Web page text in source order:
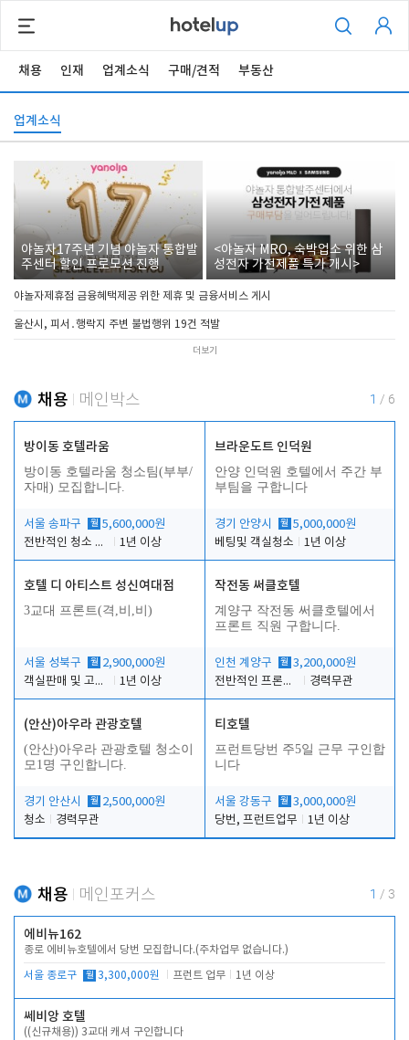
채용 인재 업계소식 구매/견적 부동산
업계소식
야놀자17주년 기념 야놀자 통합발
주센터 할인 프로모션 진행
<야놀자 MRO, 숙박업소 위한 삼
성전자 가전제품 특가 개시>
야놀자제휴점 금융혜택제공 위한 제휴 및 금융서비스 게시
울산시, 피서․행락지 주변 불법행위 19건 적발
더보기
채용 메인박스 1 / 6
방이동 호텔라움
방이동 호텔라움 청소팀(부부/
자매) 모집합니다.
서울 송파구 월 5,600,000원
전반적인 청소 업무(객실청소.객실정리)
1년 이상
브라운도트 인덕원
안양 인덕원 호텔에서 주간 부
부팀을 구합니다
경기 안양시 월 5,000,000원
베팅및 객실청소
1년 이상
호텔 디 아티스트 성신여대점
3교대 프론트(격,비,비)
서울 성북구 월 2,900,000원
객실판매 및 고객응대
1년 이상
작전동 써클호텔
계양구 작전동 써클호텔에서
프론트 직원 구합니다.
인천 계양구 월 3,200,000원
전반적인 프론트 업무
경력무관
(안산)아우라 관광호텔
(안산)아우라 관광호텔 청소이
모1명 구인합니다.
경기 안산시 월 2,500,000원
청소
경력무관
티호텔
프런트당번 주5일 근무 구인합
니다
서울 강동구 월 3,000,000원
당번, 프런트업무
1년 이상
채용 메인포커스 1 / 3
에비뉴162
종로 에비뉴호텔에서 당번 모집합니다.(주차업무 없습니다.)
서울 종로구 월 3,300,000원 프런트 업무 1년 이상
쎄비앙 호텔
((신규채용)) 3교대 캐셔 구인합니다